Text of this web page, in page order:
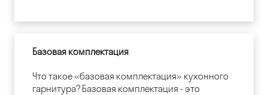
Базовая комплектация
Что такое «базовая комплектация» кухонного
гарнитура? Базовая комплектация - это